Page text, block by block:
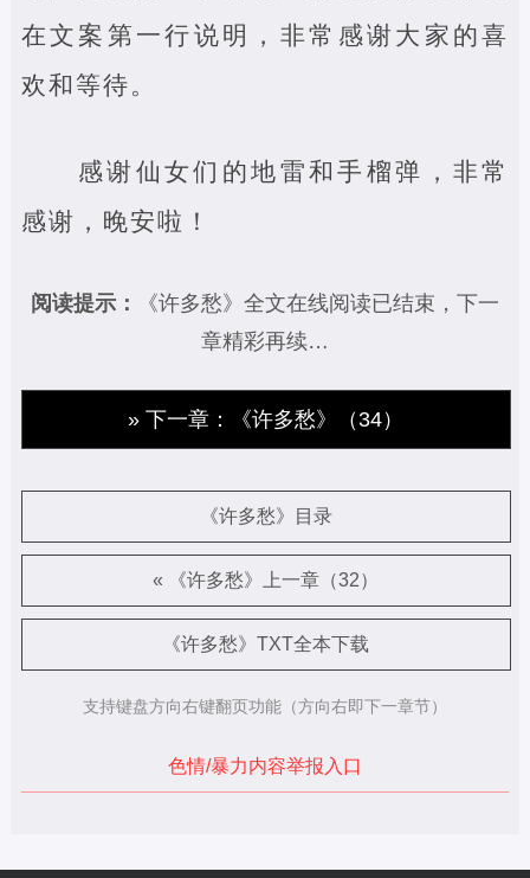
在文案第一行说明，非常感谢大家的喜
欢和等待。
感谢仙女们的地雷和手榴弹，非常
感谢，晚安啦！
阅读提示：
《许多愁》全文在线阅读已结束，下一
章精彩再续…
» 下一章：《许多愁》（34）
《许多愁》目录
« 《许多愁》上一章（32）
《许多愁》TXT全本下载
支持键盘方向右键翻页功能（方向右即下一章节）
色情/暴力内容举报入口